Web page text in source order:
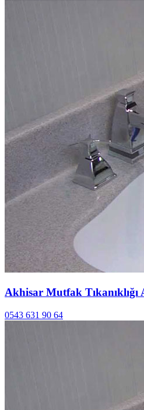
Akhisar Mutfak Tıkanıklığı
0543 631 90 64